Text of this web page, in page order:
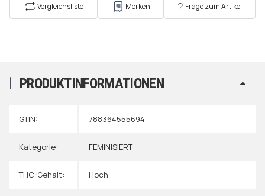
Vergleichsliste Merken Frage zum Artikel
PRODUKTINFORMATIONEN
GTIN: 788364555694
Kategorie: FEMINISIERT
THC-Gehalt: Hoch